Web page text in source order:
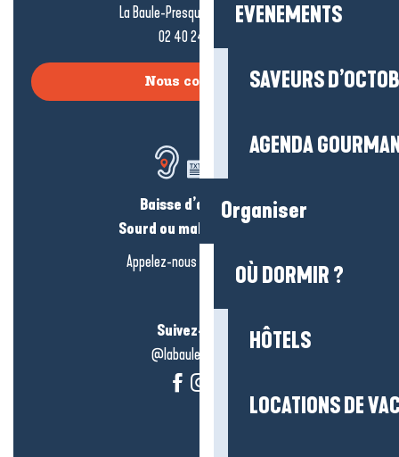
EVENEMENTS
SAVEURS
AGENDA
Organiser
OÙ DORMIR ?
HÔTELS
LOCATIONS DE
La Baule-Presqu’île de Guérande
02 40 24 34 44
Nous contacter
Baisse d’audition ?
Sourd ou malentendant ?
Appelez-nous en
cliquant-ici
Suivez-nous !
@labauleguérande